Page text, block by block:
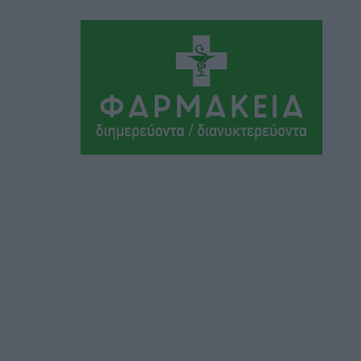
Κατταβιά: Πρόεδρος ο Μανώλης
Φραντζής, απέκτησε τον νεαρό
Καρακασιάν
Αθλητικά• πριν 12 ώρες